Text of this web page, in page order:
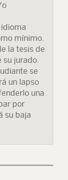
o
mínimo.
la tesis de
jurado.
se
un lapso
una
por
su baja